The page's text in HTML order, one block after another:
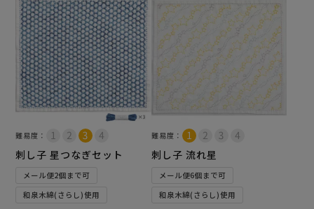
難易度：
刺し子 星つなぎセット
メール便2個まで可
和泉木綿(さらし)使用
難易度：
刺し子 流れ星
メール便6個まで可
和泉木綿(さらし)使用